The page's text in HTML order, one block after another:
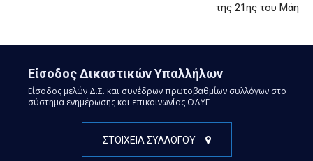
της 21ης του Μάη
Είσοδος Δικαστικών Υπαλλήλων
Είσοδος μελών Δ.Σ. και συνέδρων πρωτοβαθμίων συλλόγων στο
σύστημα ενημέρωσης και επικοινωνίας ΟΔΥΕ
ΣΤΟΙΧΕΙΑ ΣΥΛΛΟΓΟΥ